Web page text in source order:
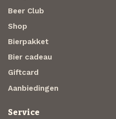
Beer Club
Shop
Bierpakket
Bier cadeau
Giftcard
Aanbiedingen
Service